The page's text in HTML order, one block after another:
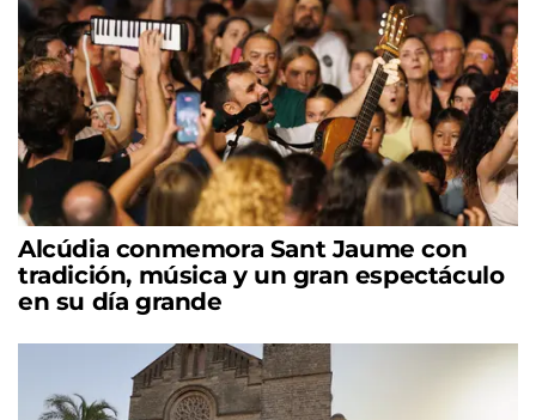
Alcúdia conmemora Sant Jaume con
tradición, música y un gran espectáculo
en su día grande